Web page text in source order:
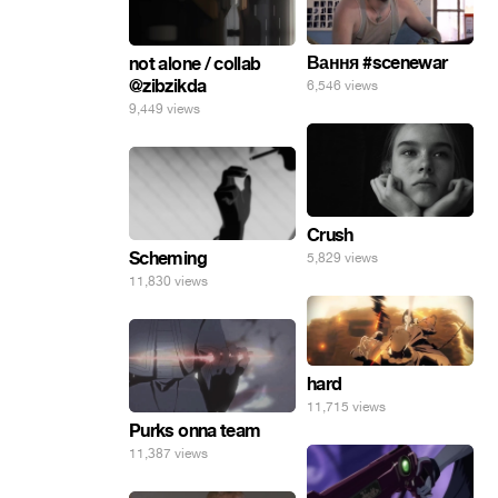
Вання #scenewar
6,546 views
not alone / collab
@zibzikda
9,449 views
Crush
5,829 views
Scheming
11,830 views
hard
11,715 views
Purks onna team
11,387 views